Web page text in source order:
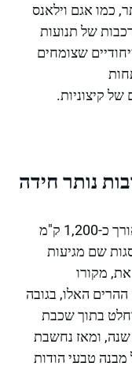
כמו אגם וילאנס
של תנועות
שצומחים
של קיצוניות.
נותר חידה
רכס ההרים של גמרטסקובות מפרך לאורך כ-1,200 ק"מ
1.8 ק"מ, והפסגות שם מגיעות
זאת, מקורו
האלו, בגובה
בתוך שכבת
לפני כ-34 מיליון שנה, ומאז נחשבת
טבעי הודות